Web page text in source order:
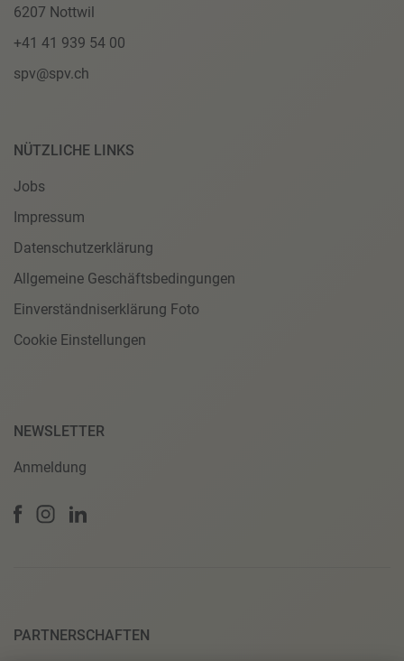
6207 Nottwil
+41 41 939 54 00
spv@spv.ch
NÜTZLICHE LINKS
Jobs
Impressum
Datenschutzerklärung
Allgemeine Geschäftsbedingungen
Einverständniserklärung Foto
Cookie Einstellungen
NEWSLETTER
Anmeldung
PARTNERSCHAFTEN